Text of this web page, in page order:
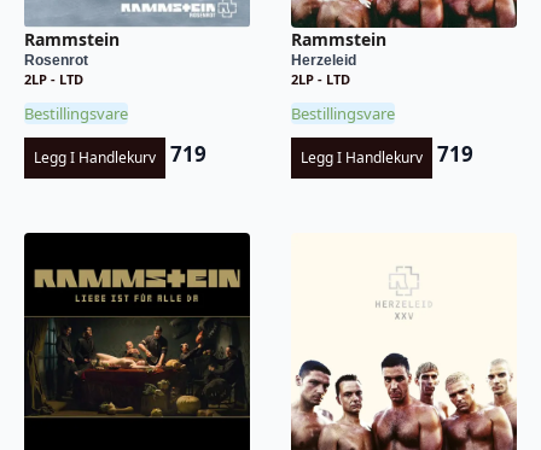
Rammstein
Rosenrot
2LP - LTD
Bestillingsvare
Legg I Handlekurv 719
Rammstein
Herzeleid
2LP - LTD
Bestillingsvare
Legg I Handlekurv 719